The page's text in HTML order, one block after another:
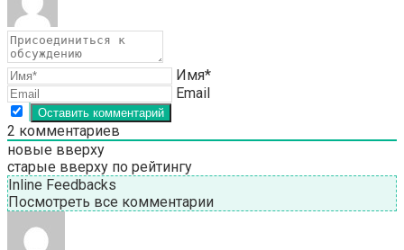
Имя*
Email
2 комментариев
новые вверху
старые вверху по рейтингу
Inline Feedbacks
Посмотреть все комментарии